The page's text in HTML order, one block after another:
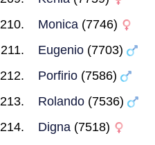
Monica (7746)
Eugenio (7703)
Porfirio (7586)
Rolando (7536)
Digna (7518)